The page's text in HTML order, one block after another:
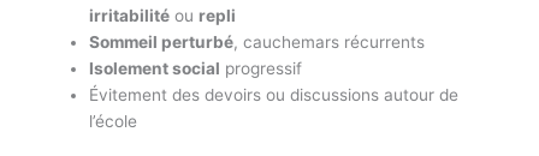
irritabilitéou repli
Sommeil perturbé, cauchemars récurrents
Isolement social progressif
Évitement des devoirs ou discussions autour de
l’école